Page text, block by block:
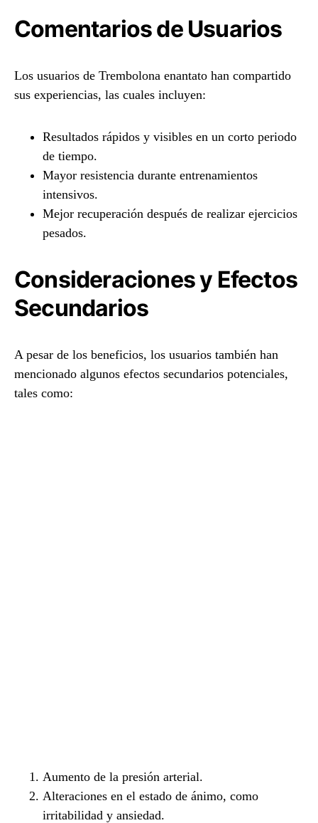
Comentarios de Usuarios
Los usuarios de Trembolona enantato han compartido
sus experiencias, las cuales incluyen:
Resultados rápidos y visibles en un corto periodo
de tiempo.
Mayor resistencia durante entrenamientos
intensivos.
Mejor recuperación después de realizar ejercicios
pesados.
Consideraciones y Efectos
Secundarios
A pesar de los beneficios, los usuarios también han
mencionado algunos efectos secundarios potenciales,
tales como:
Aumento de la presión arterial.
Alteraciones en el estado de ánimo, como
irritabilidad y ansiedad.